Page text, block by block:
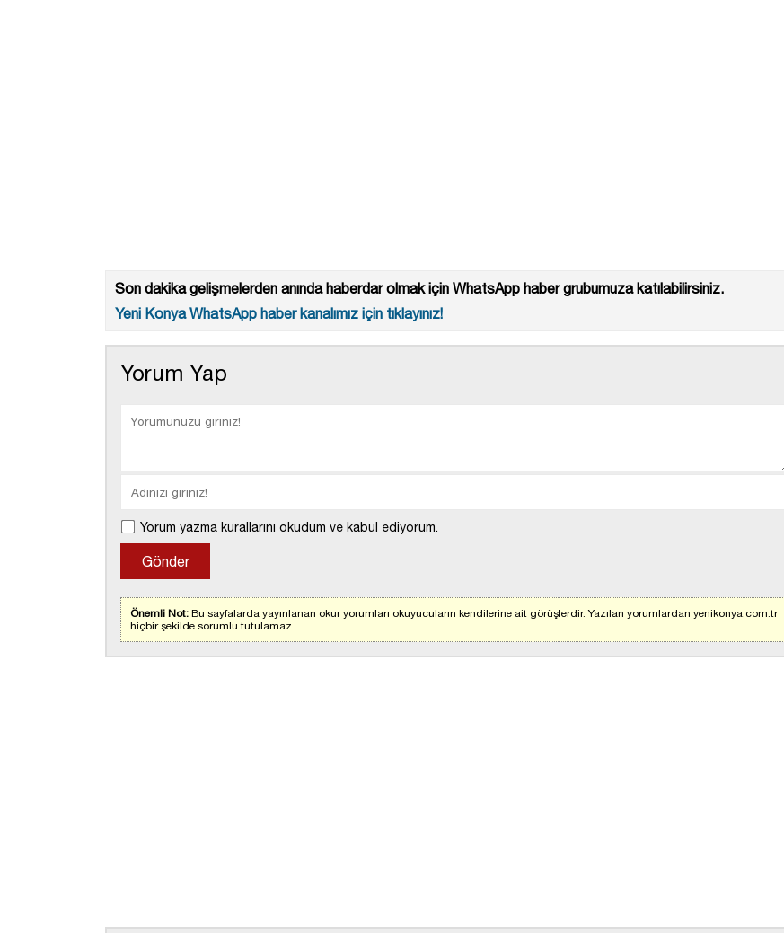
Son dakika gelişmelerden anında haberdar olmak için WhatsApp haber grubumuza katılabilirsiniz.
Yeni Konya WhatsApp haber kanalımız için tıklayınız!
Yorum Yap
Yorum yazma kurallarını okudum ve kabul ediyorum.
Önemli Not: Bu sayfalarda yayınlanan okur yorumları okuyucuların kendilerine ait görüşlerdir. Yazılan yorumlardan yenikonya.com.tr
hiçbir şekilde sorumlu tutulamaz.